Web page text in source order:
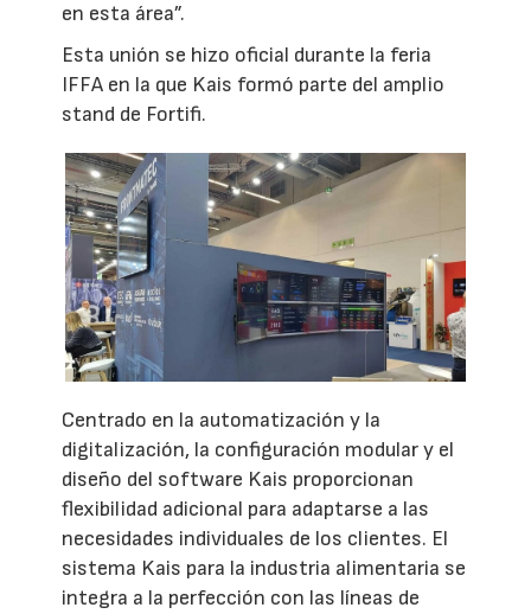
en esta área”.
Esta unión se hizo oficial durante la feria
IFFA en la que Kais formó parte del amplio
stand de Fortifi.
Centrado en la automatización y la
digitalización, la configuración modular y el
diseño del software Kais proporcionan
flexibilidad adicional para adaptarse a las
necesidades individuales de los clientes. El
sistema Kais para la industria alimentaria se
integra a la perfección con las líneas de